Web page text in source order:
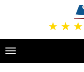
★ ★ ★
Toggle
navigation